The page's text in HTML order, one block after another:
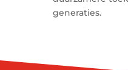
generaties.